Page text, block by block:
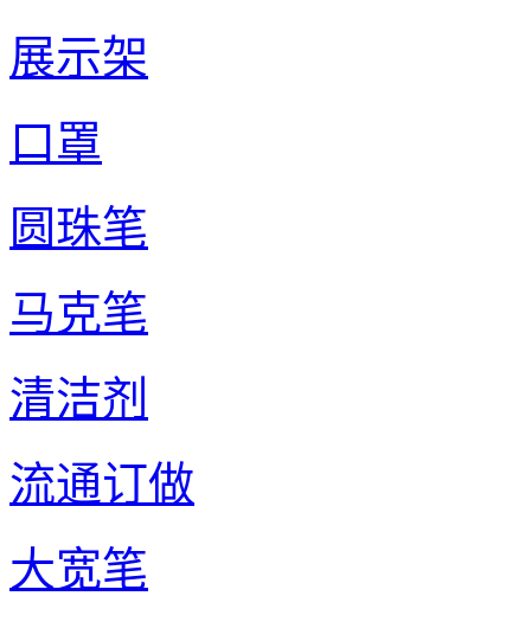
展示架
口罩
圆珠笔
马克笔
清洁剂
流通订做
大宽笔